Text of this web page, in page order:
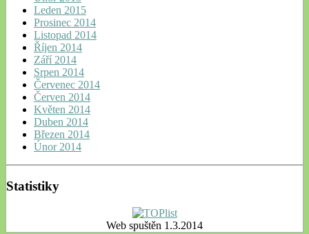
Leden 2015
Prosinec 2014
Listopad 2014
Říjen 2014
Září 2014
Srpen 2014
Červenec 2014
Červen 2014
Květen 2014
Duben 2014
Březen 2014
Únor 2014
Statistiky
Web spuštěn 1.3.2014